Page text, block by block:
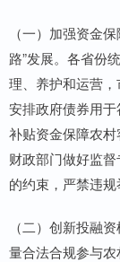
（一）加强资金
路”发展。各省份
理、养护和运营
安排政府债券用
补贴资金保障农
财政部门做好监
的约束，严禁违规
（二）创新投融
量合法合规参与